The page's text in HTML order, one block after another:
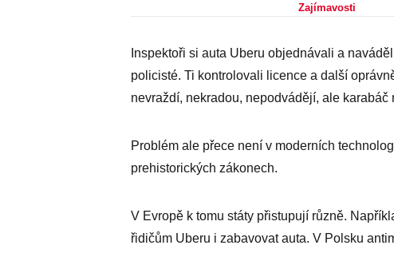
Zajímavosti
Inspektoři si auta Uberu objednávali a
policisté. Ti kontrolovali licence a další
nevraždí, nekradou, nepodvádějí, ale karabáč
Problém ale přece není v moderních
prehistorických zákonech.
V Evropě k tomu státy přistupují různě.
řidičům Uberu i zabavovat auta. V Polsku